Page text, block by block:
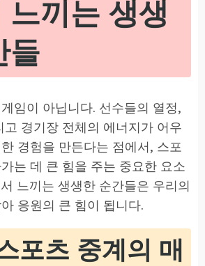
느끼는 생생
들
임이 아닙니다. 선수들의 열정,
경기장 전체의 에너지가 어우
경험을 만든다는 점에서, 스포
는 데 큰 힘을 주는 중요한 요소
느끼는 생생한 순간들은 우리의
응원의 큰 힘이 됩니다.
포츠 중계의 매